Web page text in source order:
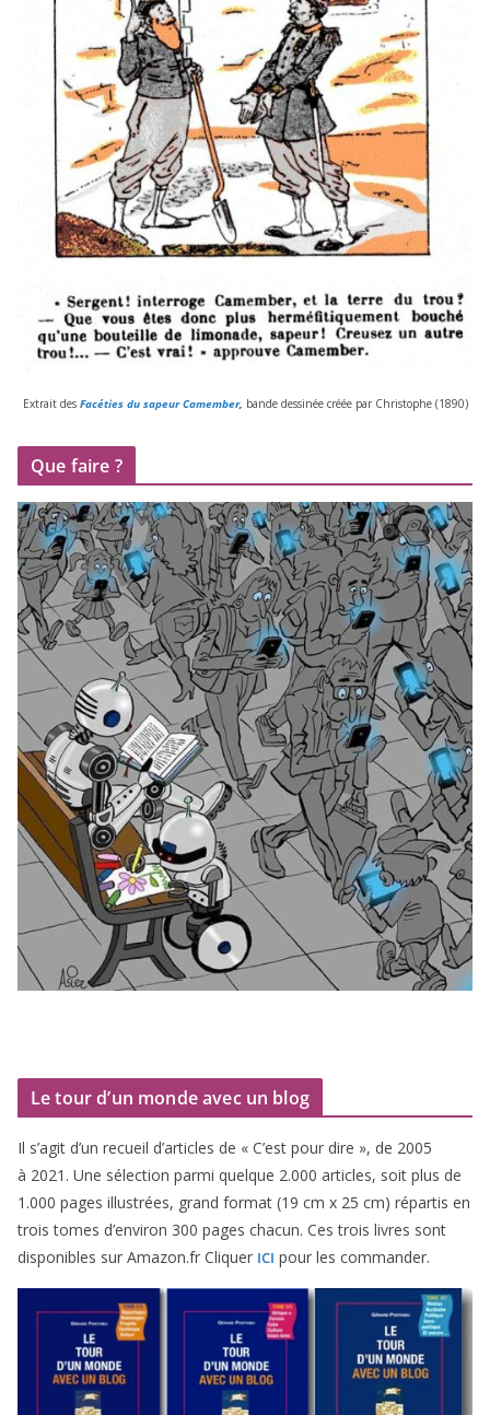
Extrait desFacéties du sapeur Camember, bande des­si­née créée par Christophe (1890)
Que faire ?
Le tour d’un monde avec un blog
Il s’agit d’un recueil d’ar­ticles de « C’est pour dire », de 2005
à 2021 . Une sélec­tion par­mi quelque 2.000 articles, soit plus de
1 .000 pages illus­trées, grand for­mat (19 cm x 25 cm) répar­tis en
trois tomes d’environ 300 pages cha­cun. Ces trois livres sont
dis­po­nibles sur Amazon​.fr Cliquer ICI pour les commander.